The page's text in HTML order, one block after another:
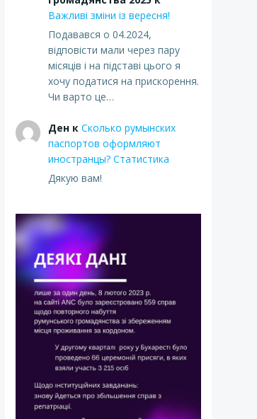
Важливі зміни із вересня!
Подавався о 04.2024,
відповісти мали через пару
місяців і на підставі цього я
хочу податися на прискорення.
Чи варто це…
Денк Сколько румынских
паспортов оформляют
иностранцы? Статистика
Дякую вам!